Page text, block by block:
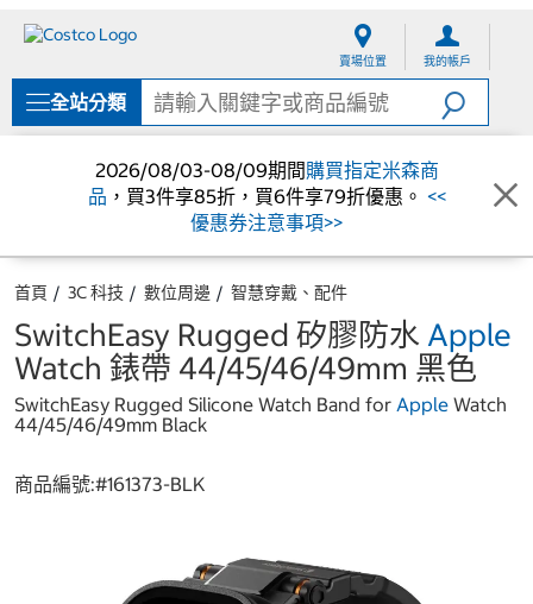
單
賣場位置 我的帳戶
全站分類
2026/08/03-08/09期間購買指定米森商
品 ，買3件享85折，買6件享79折優惠。 <<
優惠券注意事項>>
首頁 3C 科技 數位周邊 智慧穿戴、配件
SwitchEasy Rugged 矽膠防水 Apple
Watch 錶帶 44/45/46/49mm 黑色
SwitchEasy Rugged Silicone Watch Band for Apple Watch
44/45/46/49mm Black
商品編號:#161373-BLK